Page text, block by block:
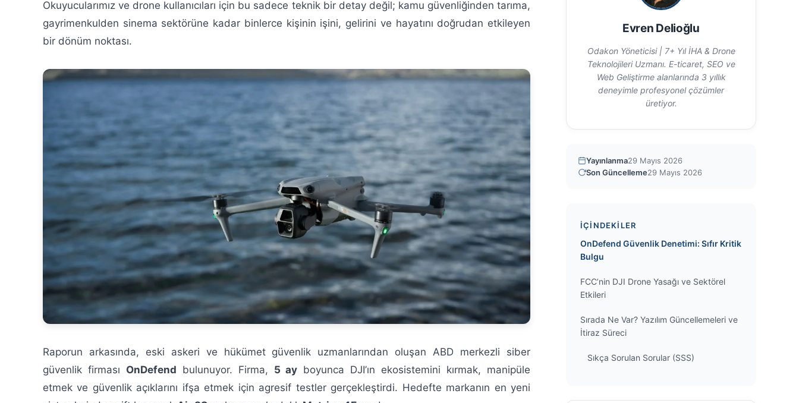
Okuyucularımız ve drone kullanıcıları için bu sadece teknik bir detay değil; kamu güvenliğinden tarıma,
gayrimenkulden sinema sektörüne kadar binlerce kişinin işini, gelirini ve hayatını doğrudan etkileyen
bir dönüm noktası.
Raporun arkasında, eski askeri ve hükümet güvenlik uzmanlarından oluşan ABD merkezli siber
güvenlik firması OnDefend bulunuyor. Firma, 5 ay boyunca DJI’ın ekosistemini kırmak, manipüle
etmek ve güvenlik açıklarını ifşa etmek için agresif testler gerçekleştirdi. Hedefte markanın en yeni
Evren Delioğlu
Odakon Yöneticisi | 7+ Yıl İHA & Drone
Teknolojileri Uzmanı. E-ticaret, SEO ve
Web Geliştirme alanlarında 3 yıllık
deneyimle profesyonel çözümler
üretiyor.
Yayınlanma29 Mayıs 2026
Son Güncelleme29 Mayıs 2026
İÇINDEKILER
OnDefend Güvenlik Denetimi: Sıfır Kritik
Bulgu
FCC’nin DJI Drone Yasağı ve Sektörel
Etkileri
Sırada Ne Var? Yazılım Güncellemeleri ve
İtiraz Süreci
Sıkça Sorulan Sorular (SSS)